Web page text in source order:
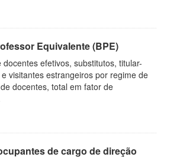
Equivalente (BPE)
efetivos, substitutos, titular-
visitantes estrangeiros por regime de
docentes, total em fator de
de cargo de direção